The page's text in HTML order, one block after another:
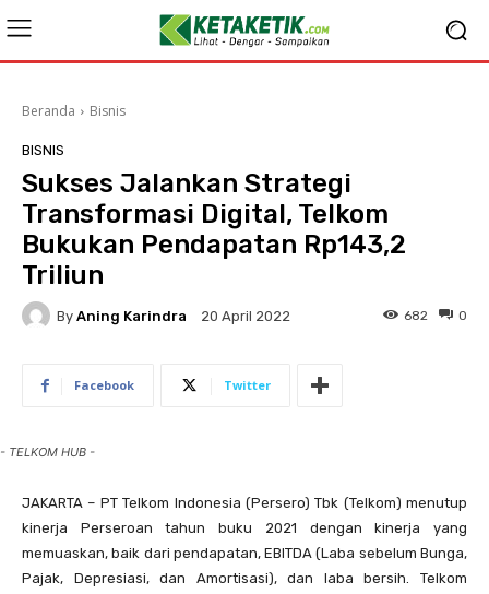
Beranda Bisnis
BISNIS
Sukses Jalankan Strategi
Transformasi Digital, Telkom
Bukukan Pendapatan Rp143,2
Triliun
By Aning Karindra 20 April 2022 0
682
Facebook Twitter
- TELKOM HUB -
JAKARTA – PT Telkom Indonesia (Persero) Tbk (Telkom) menutup
kinerja Perseroan tahun buku 2021 dengan kinerja yang
memuaskan, baik dari pendapatan, EBITDA (Laba sebelum Bunga,
Pajak, Depresiasi, dan Amortisasi), dan laba bersih. Telkom